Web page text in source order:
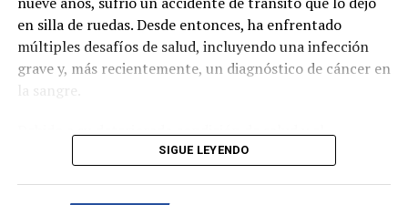
asegurando que sea inclusivo y accesible para todos los
colombianos. El diálogo continuo entre pacientes, EPS,
gremios, trabajadores de la salud, clínicas y hospitales
será clave para asegurar que los cambios propuestos
fortalezcan el sistema de salud en su conjunto.
en silla de ruedas. Desde entonces, ha enfrentado
múltiples desafíos de salud, incluyendo una infección
grave y, más recientemente, un diagnóstico de cáncer en
la sangre.
Debido a su deteriorada condición de salud y el
sufrimiento que ha soportado, Javier ha decidido
SIGUE LEYENDO